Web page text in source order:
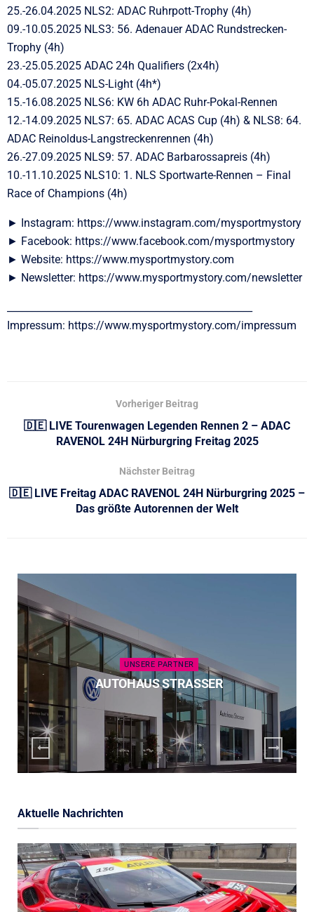
25.-26.04.2025 NLS2: ADAC Ruhrpott-Trophy (4h)
09.-10.05.2025 NLS3: 56. Adenauer ADAC Rundstrecken-
Trophy (4h)
23.-25.05.2025 ADAC 24h Qualifiers (2x4h)
04.-05.07.2025 NLS-Light (4h*)
15.-16.08.2025 NLS6: KW 6h ADAC Ruhr-Pokal-Rennen
12.-14.09.2025 NLS7: 65. ADAC ACAS Cup (4h) & NLS8: 64.
ADAC Reinoldus-Langstreckenrennen (4h)
26.-27.09.2025 NLS9: 57. ADAC Barbarossapreis (4h)
10.-11.10.2025 NLS10: 1. NLS Sportwarte-Rennen – Final
Race of Champions (4h)
► Instagram: https://www.instagram.com/mysportmystory
► Facebook: https://www.facebook.com/mysportmystory
► Website: https://www.mysportmystory.com
► Newsletter: https://www.mysportmystory.com/newsletter
Impressum: https://www.mysportmystory.com/impressum
Vorheriger Beitrag
🇩🇪 LIVE Tourenwagen Legenden Rennen 2 – ADAC
RAVENOL 24H Nürburgring Freitag 2025
Nächster Beitrag
🇩🇪 LIVE Freitag ADAC RAVENOL 24H Nürburgring 2025 –
Das größte Autorennen der Welt
UNSERE PARTNER
AUTOHAUS STRASSER
Aktuelle Nachrichten